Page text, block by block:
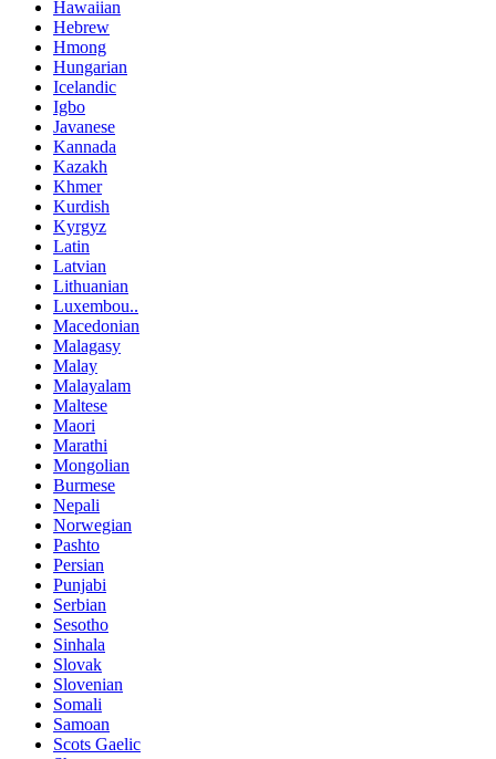
Hawaiian
Hebrew
Hmong
Hungarian
Icelandic
Igbo
Javanese
Kannada
Kazakh
Khmer
Kurdish
Kyrgyz
Latin
Latvian
Lithuanian
Luxembou..
Macedonian
Malagasy
Malay
Malayalam
Maltese
Maori
Marathi
Mongolian
Burmese
Nepali
Norwegian
Pashto
Persian
Punjabi
Serbian
Sesotho
Sinhala
Slovak
Slovenian
Somali
Samoan
Scots Gaelic